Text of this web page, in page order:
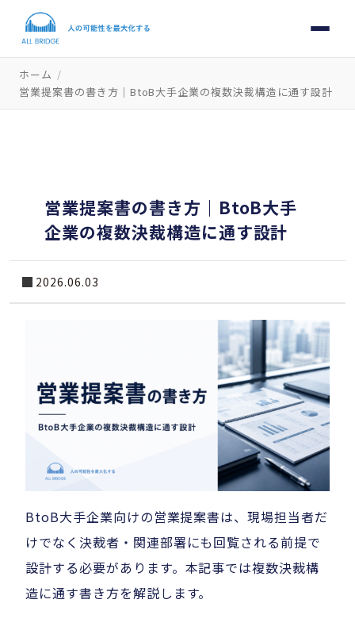
ホーム /
営業提案書の書き方｜BtoB大手企業の複数決裁構造に通す設計
営業提案書の書き方｜BtoB大手
企業の複数決裁構造に通す設計
2026.06.03
BtoB大手企業向けの営業提案書は、現場担当者だ
けでなく決裁者・関連部署にも回覧される前提で
設計する必要があります。本記事では複数決裁構
造に通す書き方を解説します。